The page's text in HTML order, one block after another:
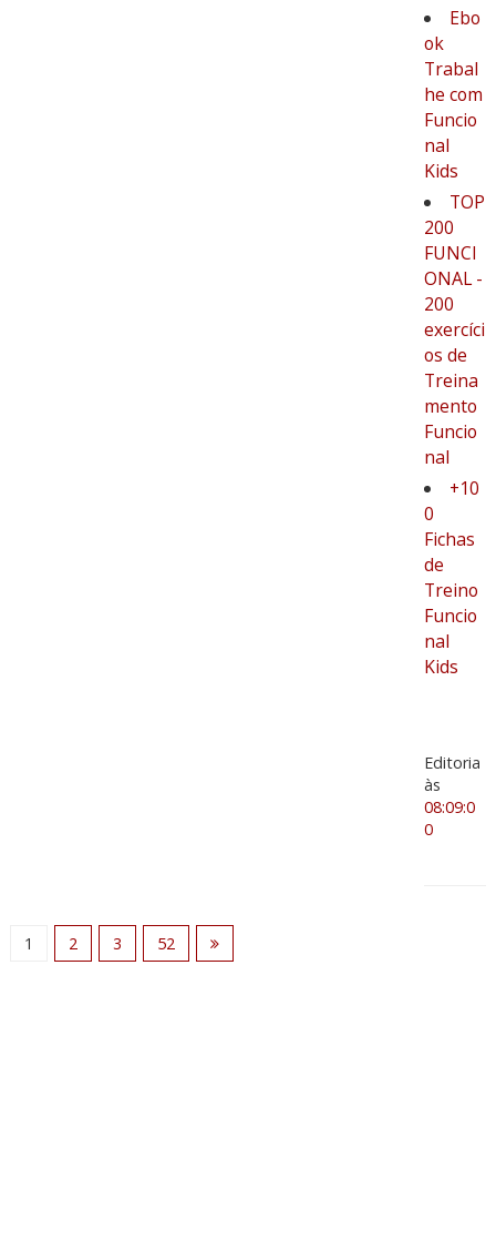
Ebo
ok
Trabal
he com
Funcio
nal
Kids
TOP
200
FUNCI
ONAL -
200
exercíci
os de
Treina
mento
Funcio
nal
+10
0
Fichas
de
Treino
Funcio
nal
Kids
Editoria
às
08:09:0
0
1 2 3 52